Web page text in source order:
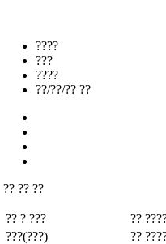
????
???
????
??/??/?? ??
?? ?? ??
?? ? ??? ??
???(???)
??